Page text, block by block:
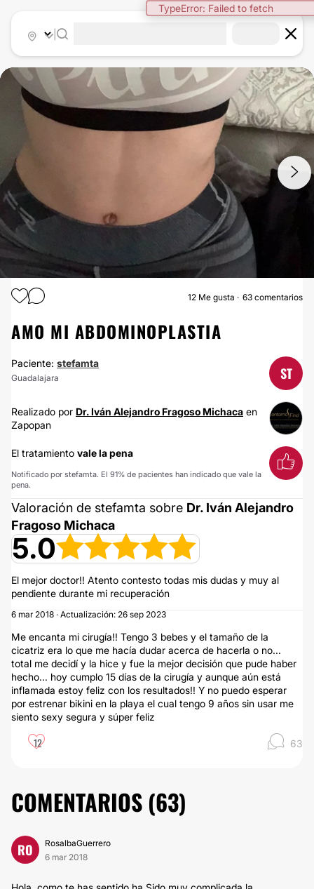
ABDOMINOPLASTIA
12 Me gusta 63 comentarios
AMO MI ABDOMINOPLASTIA
Paciente: stefamta
Guadalajara ST
Realizado por Dr. Iván Alejandro Fragoso Michaca en
Zapopan
El tratamiento vale la pena
Notificado por stefamta. El 91% de pacientes han indicado que vale la
pena.
Valoración de stefamta sobre Dr. Iván Alejandro
Fragoso Michaca
5.0
El mejor doctor!! Atento contesto todas mis dudas y muy al
pendiente durante mi recuperación
6 mar 2018 · Actualización: 26 sep 2023
Me encanta mi cirugía!! Tengo 3 bebes y el tamaño de la
cicatriz era lo que me hacía dudar acerca de hacerla o no...
total me decidí y la hice y fue la mejor decisión que pude haber
hecho... hoy cumplo 15 días de la cirugía y aunque aún está
inflamada estoy feliz con los resultados!! Y no puedo esperar
por estrenar bikini en la playa el cual tengo 9 años sin usar me
siento sexy segura y súper feliz
12 63
COMENTARIOS (63)
RO
RosalbaGuerrero
6 mar 2018